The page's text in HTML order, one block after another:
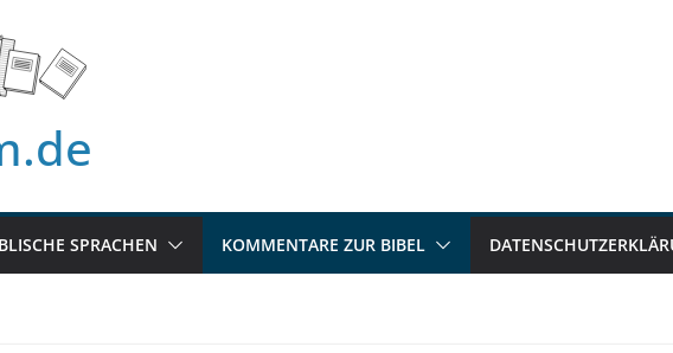
SPRACHEN KOMMENTARE ZUR BIBEL